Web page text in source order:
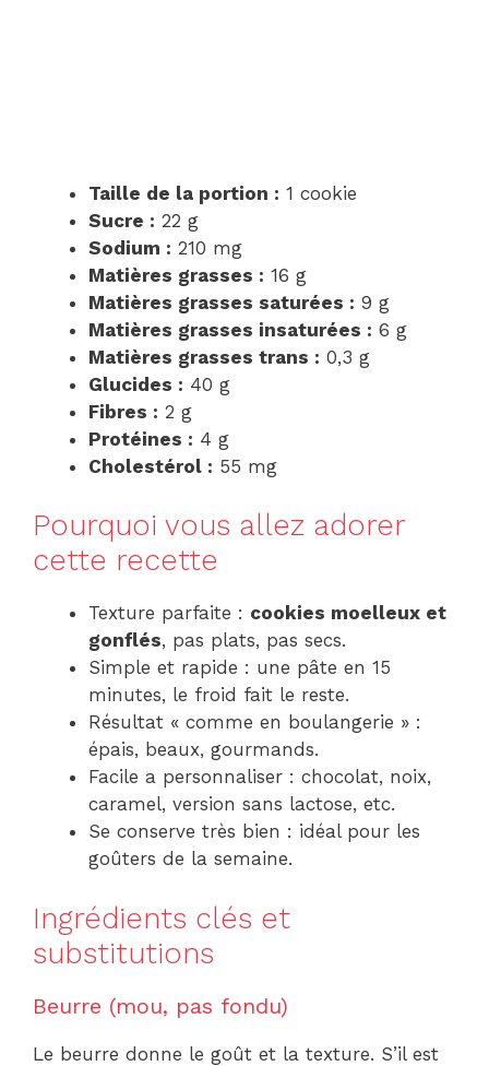
Taille de la portion : 1 cookie
Sucre : 22 g
Sodium : 210 mg
Matières grasses : 16 g
Matières grasses saturées : 9 g
Matières grasses insaturées : 6 g
Matières grasses trans : 0,3 g
Glucides : 40 g
Fibres : 2 g
Protéines : 4 g
Cholestérol : 55 mg
Pourquoi vous allez adorer
cette recette
Texture parfaite : cookies moelleux et
gonflés, pas plats, pas secs.
Simple et rapide : une pâte en 15
minutes, le froid fait le reste.
Résultat « comme en boulangerie » :
épais, beaux, gourmands.
Facile a personnaliser : chocolat, noix,
caramel, version sans lactose, etc.
Se conserve très bien : idéal pour les
goûters de la semaine.
Ingrédients clés et
substitutions
Beurre (mou, pas fondu)
Le beurre donne le goût et la texture. S’il est